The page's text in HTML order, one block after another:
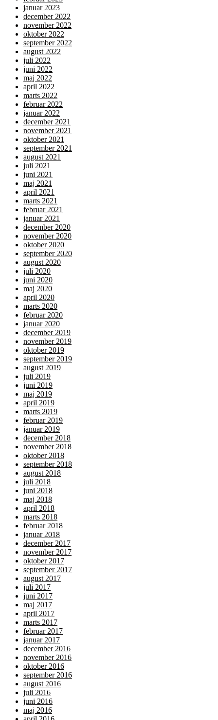
januar 2023
december 2022
november 2022
oktober 2022
september 2022
august 2022
juli 2022
juni 2022
maj 2022
april 2022
marts 2022
februar 2022
januar 2022
december 2021
november 2021
oktober 2021
september 2021
august 2021
juli 2021
juni 2021
maj 2021
april 2021
marts 2021
februar 2021
januar 2021
december 2020
november 2020
oktober 2020
september 2020
august 2020
juli 2020
juni 2020
maj 2020
april 2020
marts 2020
februar 2020
januar 2020
december 2019
november 2019
oktober 2019
september 2019
august 2019
juli 2019
juni 2019
maj 2019
april 2019
marts 2019
februar 2019
januar 2019
december 2018
november 2018
oktober 2018
september 2018
august 2018
juli 2018
juni 2018
maj 2018
april 2018
marts 2018
februar 2018
januar 2018
december 2017
november 2017
oktober 2017
september 2017
august 2017
juli 2017
juni 2017
maj 2017
april 2017
marts 2017
februar 2017
januar 2017
december 2016
november 2016
oktober 2016
september 2016
august 2016
juli 2016
juni 2016
maj 2016